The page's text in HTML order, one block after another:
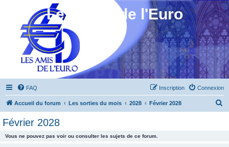
Les Amis de l'Euro
FAQ Connexion
Inscription
Accueil du forum Les sorties du mois 2028 Février 2028
Février 2028
Vous ne pouvez pas voir ou consulter les sujets de ce forum.